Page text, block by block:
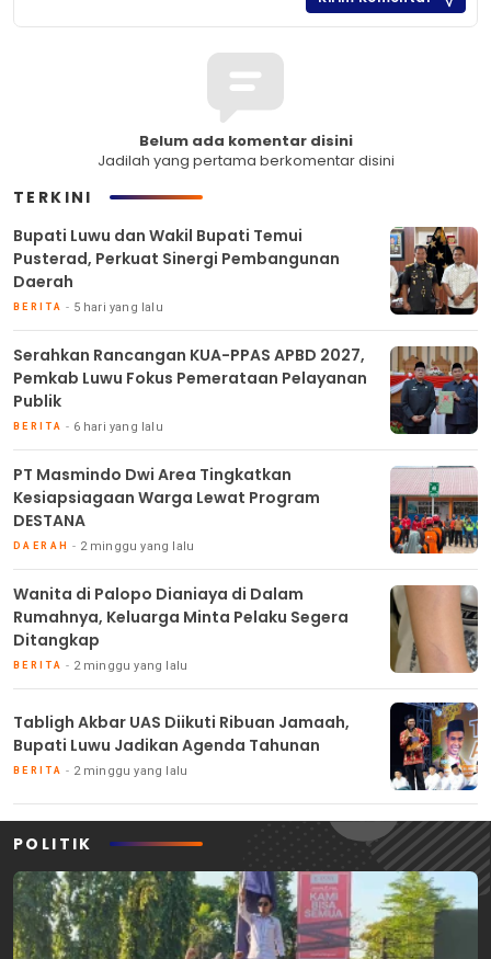
Belum ada komentar disini
Jadilah yang pertama berkomentar disini
TERKINI
Bupati Luwu dan Wakil Bupati Temui
Pusterad, Perkuat Sinergi Pembangunan
Daerah
BERITA 5 hari yang lalu
Serahkan Rancangan KUA-PPAS APBD 2027,
Pemkab Luwu Fokus Pemerataan Pelayanan
Publik
BERITA 6 hari yang lalu
PT Masmindo Dwi Area Tingkatkan
Kesiapsiagaan Warga Lewat Program
DESTANA
DAERAH 2 minggu yang lalu
Wanita di Palopo Dianiaya di Dalam
Rumahnya, Keluarga Minta Pelaku Segera
Ditangkap
BERITA 2 minggu yang lalu
Tabligh Akbar UAS Diikuti Ribuan Jamaah,
Bupati Luwu Jadikan Agenda Tahunan
BERITA 2 minggu yang lalu
POLITIK